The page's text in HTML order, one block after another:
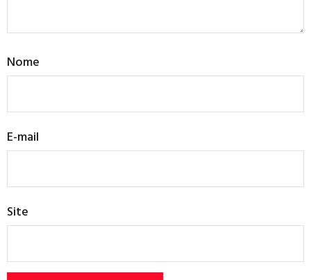
Nome
E-mail
Site